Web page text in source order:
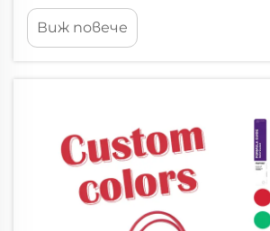
ацетатът (EVA) се е
универсален материал,
трансформира множество
забележителен полимер,
Виж повече